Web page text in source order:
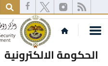
الحكومة الالكترونية